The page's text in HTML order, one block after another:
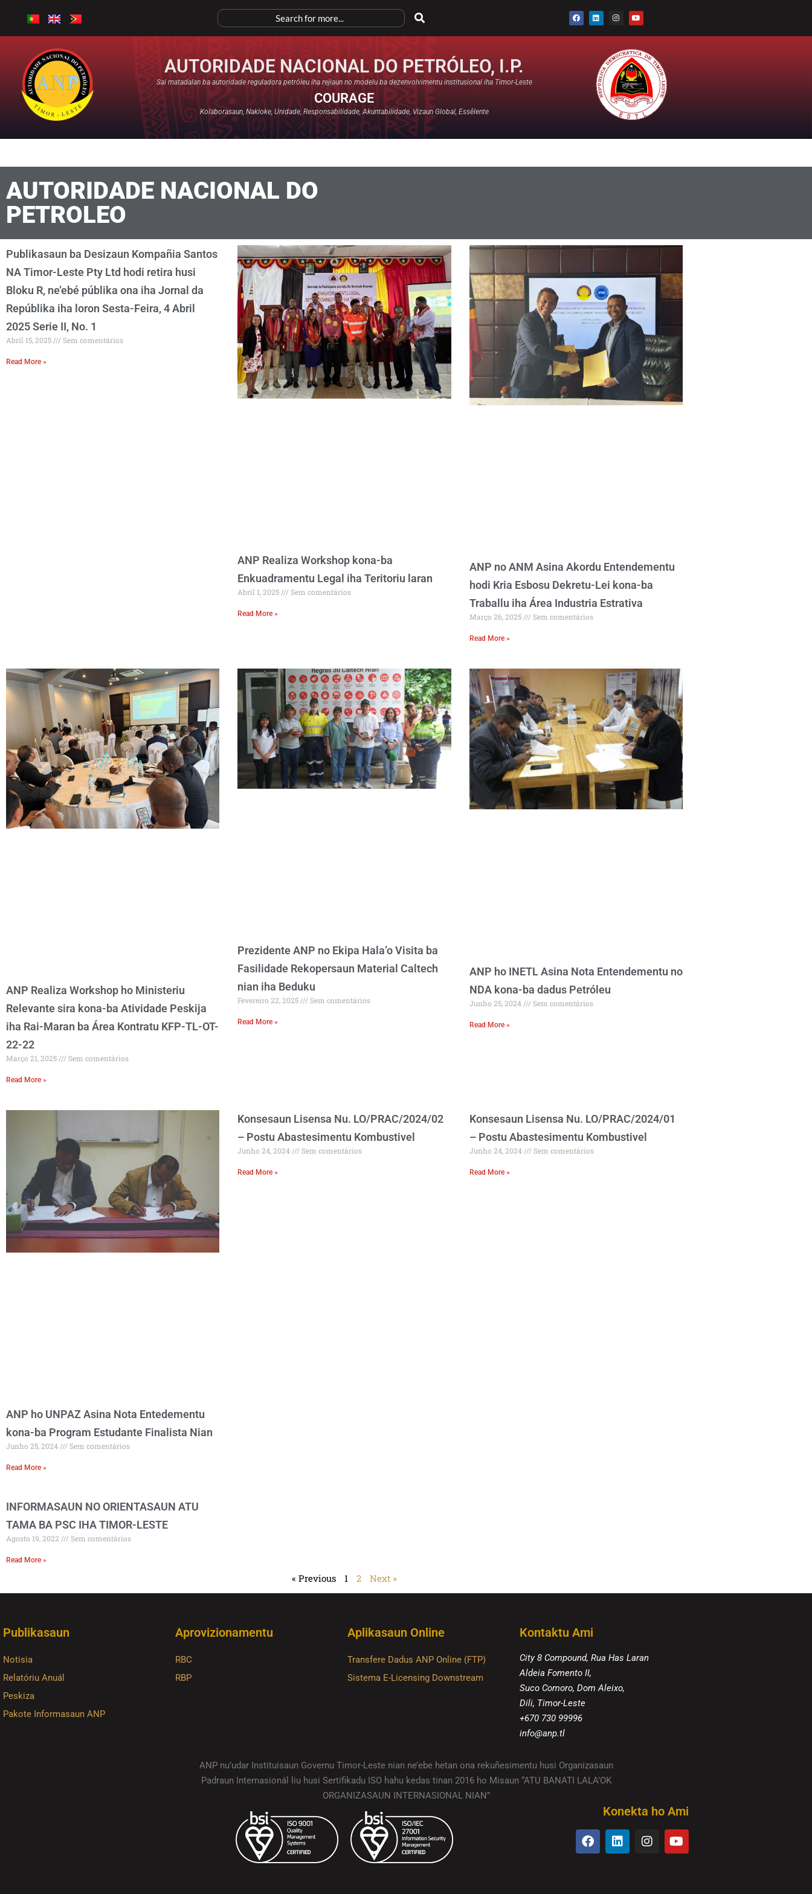
AUTORIDADE NACIONAL DO PETRÓLEO, I.P.
Sai matadalan ba autoridade reguladora petróleu iha rejiaun no modelu ba dezenvolvimentu institusional iha Timor-Leste
COURAGE
Kolaborasaun, Nakloke, Unidade, Responsabilidade, Akuntabilidade, Vizaun Global, Essêlente
AUTORIDADE NACIONAL DO
PETROLEO
Publikasaun ba Desizaun Kompañia Santos
NA Timor-Leste Pty Ltd hodi retira husi
Bloku R, ne’ebé públika ona iha Jornal da
Repúblika iha loron Sesta-Feira, 4 Abril
2025 Serie II, No. 1
Abril 15, 2025 Sem comentários
Read More »
ANP Realiza Workshop kona-ba
Enkuadramentu Legal iha Teritoriu laran
Abril 1, 2025 Sem comentários
Read More »
ANP no ANM Asina Akordu Entendementu
hodi Kria Esbosu Dekretu-Lei kona-ba
Traballu iha Área Industria Estrativa
Março 26, 2025 Sem comentários
Read More »
ANP Realiza Workshop ho Ministeriu
Relevante sira kona-ba Atividade Peskija
iha Rai-Maran ba Área Kontratu KFP-TL-OT-
22-22
Março 21, 2025 Sem comentários
Read More »
Prezidente ANP no Ekipa Hala’o Visita ba
Fasilidade Rekopersaun Material Caltech
nian iha Beduku
Fevereiro 22, 2025 Sem comentários
Read More »
ANP ho INETL Asina Nota Entendementu no
NDA kona-ba dadus Petróleu
Junho 25, 2024 Sem comentários
Read More »
ANP ho UNPAZ Asina Nota Entedementu
kona-ba Program Estudante Finalista Nian
Junho 25, 2024 Sem comentários
Read More »
Konsesaun Lisensa Nu. LO/PRAC/2024/02
– Postu Abastesimentu Kombustivel
Junho 24, 2024 Sem comentários
Read More »
Konsesaun Lisensa Nu. LO/PRAC/2024/01
– Postu Abastesimentu Kombustivel
Junho 24, 2024 Sem comentários
Read More »
INFORMASAUN NO ORIENTASAUN ATU
TAMA BA PSC IHA TIMOR-LESTE
Agosto 19, 2022 Sem comentários
Read More »
« Previous 1 2 Next »
Publikasaun
Notisia
Relatóriu Anuál
Peskiza
Pakote Informasaun ANP
Aprovizionamentu
RBC
RBP
Aplikasaun Online
Transfere Dadus ANP Online (FTP)
Sistema E-Licensing Downstream
Kontaktu Ami
City 8 Compound, Rua Has Laran
Aldeia Fomento II,
Suco Comoro, Dom Aleixo,
Dili, Timor-Leste
+670 730 99996
info@anp.tl
ANP nu’udar Instituisaun Governu Timor-Leste nian ne’ebe hetan ona rekuñesimentu husi Organizasaun
Padraun Internasionál liu husi Sertifikadu ISO hahu kedas tinan 2016 ho Misaun “ATU BANATI LALA’OK
ORGANIZASAUN INTERNASIONAL NIAN”
Konekta ho Ami